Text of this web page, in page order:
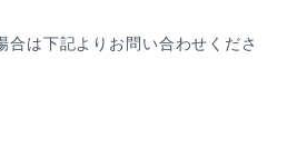
合は下記よりお問い合わせくださ